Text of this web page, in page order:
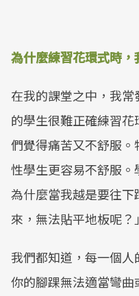
為什麼練習花環式時，
在我的課堂之中，我
的學生很難正確練習
們覺得痛苦又不舒服
性學生更容易不舒服。
為什麼當我越是要往
來，無法貼平地板呢？」
我們都知道，每一個
你的腳踝無法適當彎曲